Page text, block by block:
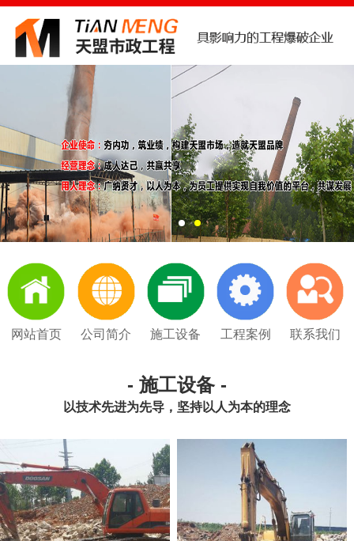
网站首页 公司简介 施工设备 工程案例 联系我们
- 施工设备 -
以技术先进为先导，坚持以人为本的理念